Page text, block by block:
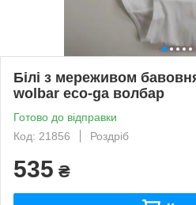
Білі з мереживом
wolbar eco-ga волбар
Готово до відправки
Код: 21856
Роздріб
535 ₴